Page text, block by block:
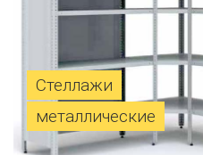
Стеллажи
металлические